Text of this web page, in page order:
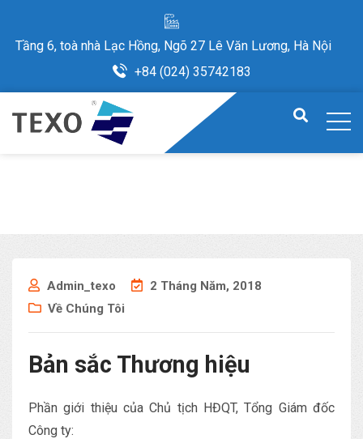
Tầng 6, toà nhà Lạc Hồng, Ngõ 27 Lê Văn Lương, Hà Nội
+84 (024) 35742183
Admin_texo
2 Tháng Năm, 2018
Về Chúng Tôi
Bản sắc Thương hiệu
Phần giới thiệu của Chủ tịch HĐQT, Tổng Giám đốc
Công ty: